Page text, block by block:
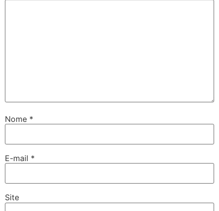
Nome *
E-mail *
Site